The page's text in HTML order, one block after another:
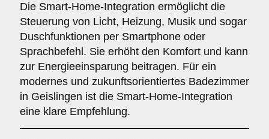
Die Smart-Home-Integration ermöglicht die
Steuerung von Licht, Heizung, Musik und sogar
Duschfunktionen per Smartphone oder
Sprachbefehl. Sie erhöht den Komfort und kann
zur Energieeinsparung beitragen. Für ein
modernes und zukunftsorientiertes Badezimmer
in Geislingen ist die Smart-Home-Integration
eine klare Empfehlung.